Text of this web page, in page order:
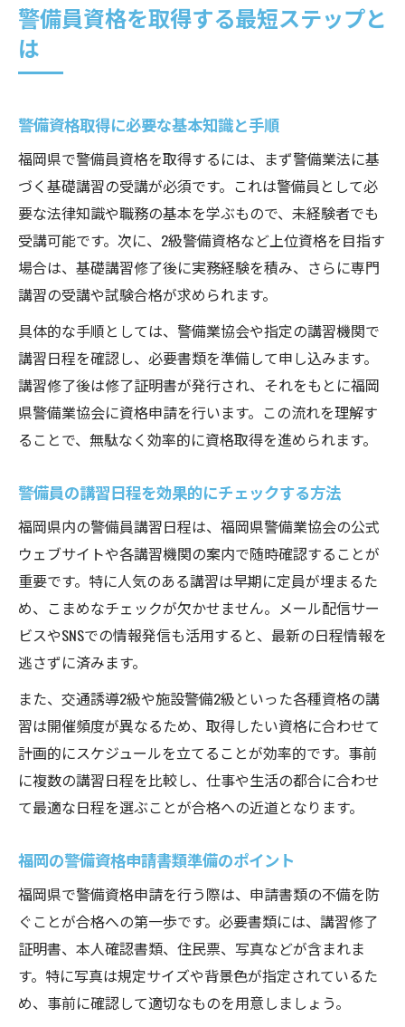
福岡県で警備職に挑戦したい方必見の手順
警備員講習のカリキュラム内容と合格基準
警備業協会特別講習の申込手順まとめ
交通誘導2級や施設警備2級取得のコツ
講習日程や申請書類準備の徹底ガイド
警備資格講習日程の最新情報の調べ方
申請書類準備で押さえるべき警備員資格の
要点
警備業協会への提出書類一覧と作成のコツ
講習申し込みから合格発表までの流れ
警備員指導教育責任者講習の受講手順
初めて警備資格取得に挑む方の安心ポイント
警備講習合格に役立つ事前準備の方法
警備員試験でよくある失敗と対策ポイント
警備資格取得を成功に導く学習スケジュー
ル
警備業界で安心して働くための心得
スムーズな合格を目指すための警備員準備術
警備資格講習で押さえるべき重要ポイント
実技・学科の警備試験合格のコツを伝授
警備員資格取得のための自己管理術
警備講習受講前に確認するべき持ち物リス
ト
警備業界合格者が実践した勉強法とは
警備業界でキャリアを築くための基礎知識
警備員指導教育責任者講習の概要と役割
警備業界で求められるスキルと資質とは
警備資格取得後の昇進・昇給のポイント
警備業界の教育制度と長期キャリア形成
警備員資格を取得する最短ステップと
は
警備資格取得に必要な基本知識と手順
福岡県で警備員資格を取得するには、まず警備業法に基
づく基礎講習の受講が必須です。これは警備員として必
要な法律知識や職務の基本を学ぶもので、未経験者でも
受講可能です。次に、2級警備資格など上位資格を目指す
場合は、基礎講習修了後に実務経験を積み、さらに専門
講習の受講や試験合格が求められます。
具体的な手順としては、警備業協会や指定の講習機関で
講習日程を確認し、必要書類を準備して申し込みます。
講習修了後は修了証明書が発行され、それをもとに福岡
県警備業協会に資格申請を行います。この流れを理解す
ることで、無駄なく効率的に資格取得を進められます。
警備員の講習日程を効果的にチェックする方法
福岡県内の警備員講習日程は、福岡県警備業協会の公式
ウェブサイトや各講習機関の案内で随時確認することが
重要です。特に人気のある講習は早期に定員が埋まるた
め、こまめなチェックが欠かせません。メール配信サー
ビスやSNSでの情報発信も活用すると、最新の日程情報を
逃さずに済みます。
また、交通誘導2級や施設警備2級といった各種資格の講
習は開催頻度が異なるため、取得したい資格に合わせて
計画的にスケジュールを立てることが効率的です。事前
に複数の講習日程を比較し、仕事や生活の都合に合わせ
て最適な日程を選ぶことが合格への近道となります。
福岡の警備資格申請書類準備のポイント
福岡県で警備資格申請を行う際は、申請書類の不備を防
ぐことが合格への第一歩です。必要書類には、講習修了
証明書、本人確認書類、住民票、写真などが含まれま
す。特に写真は規定サイズや背景色が指定されているた
め、事前に確認して適切なものを用意しましょう。